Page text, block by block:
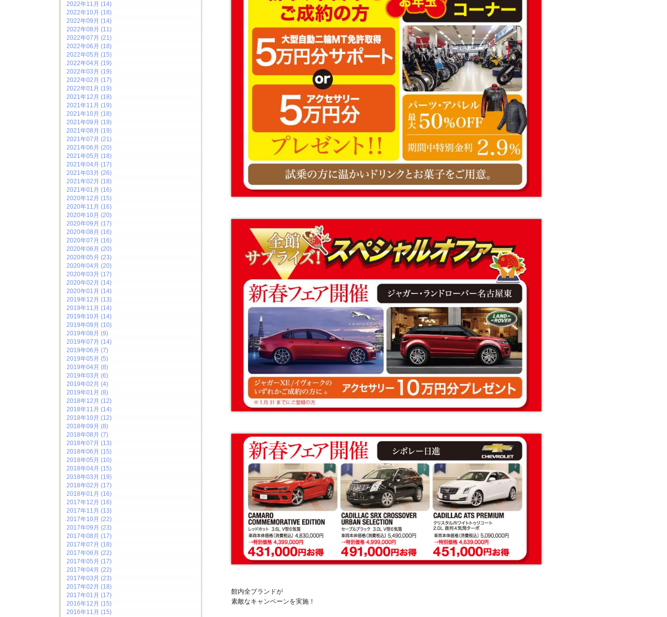
2022年11月 (14)
2022年10月 (18)
2022年09月 (14)
2022年08月 (11)
2022年07月 (21)
2022年06月 (18)
2022年05月 (15)
2022年04月 (19)
2022年03月 (19)
2022年02月 (17)
2022年01月 (19)
2021年12月 (18)
2021年11月 (19)
2021年10月 (18)
2021年09月 (19)
2021年08月 (19)
2021年07月 (21)
2021年06月 (20)
2021年05月 (18)
2021年04月 (17)
2021年03月 (26)
2021年02月 (18)
2021年01月 (16)
2020年12月 (15)
2020年11月 (16)
2020年10月 (20)
2020年09月 (17)
2020年08月 (16)
2020年07月 (16)
2020年06月 (20)
2020年05月 (23)
2020年04月 (20)
2020年03月 (17)
2020年02月 (14)
2020年01月 (14)
2019年12月 (13)
2019年11月 (14)
2019年10月 (14)
2019年09月 (10)
2019年08月 (9)
2019年07月 (14)
2019年06月 (7)
2019年05月 (5)
2019年04月 (8)
2019年03月 (6)
2019年02月 (4)
2019年01月 (8)
2018年12月 (12)
2018年11月 (14)
2018年10月 (12)
2018年09月 (8)
2018年08月 (7)
2018年07月 (13)
2018年06月 (15)
2018年05月 (10)
2018年04月 (15)
2018年03月 (19)
2018年02月 (17)
2018年01月 (16)
2017年12月 (16)
2017年11月 (13)
2017年10月 (22)
2017年09月 (23)
2017年08月 (17)
2017年07月 (18)
2017年06月 (22)
2017年05月 (17)
2017年04月 (22)
2017年03月 (23)
2017年02月 (18)
2017年01月 (17)
2016年12月 (15)
2016年11月 (15)
館内全ブランドが
素敵なキャンペーンを実施！